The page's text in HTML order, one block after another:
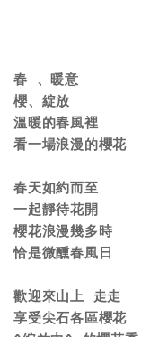
春 、暖意
櫻、綻放
溫暖的春風裡
看一場浪漫的櫻花
春天如約而至
一起靜待花開
櫻花浪漫幾多時
恰是微醺春風日
歡迎來山上 走走
享受尖石各區櫻花